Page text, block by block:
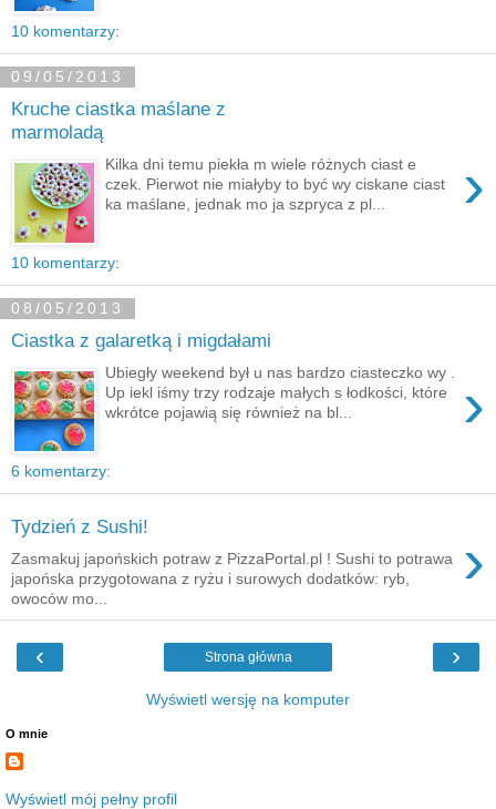
10 komentarzy:
09/05/2013
Kruche ciastka maślane z
marmoladą
›
Kilka dni temu piekła m wiele różnych ciast e
czek. Pierwot nie miałyby to być wy ciskane ciast
ka maślane, jednak mo ja szpryca z pl...
10 komentarzy:
08/05/2013
Ciastka z galaretką i migdałami
›
Ubiegły weekend był u nas bardzo ciasteczko wy .
Up iekl iśmy trzy rodzaje małych s łodkości, które
wkrótce pojawią się również na bl...
6 komentarzy:
Tydzień z Sushi! ›
Zasmakuj japońskich potraw z PizzaPortal.pl ! Sushi to potrawa
japońska przygotowana z ryżu i surowych dodatków: ryb,
owoców mo...
‹ ›
Strona główna
Wyświetl wersję na komputer
O mnie
Wyświetl mój pełny profil